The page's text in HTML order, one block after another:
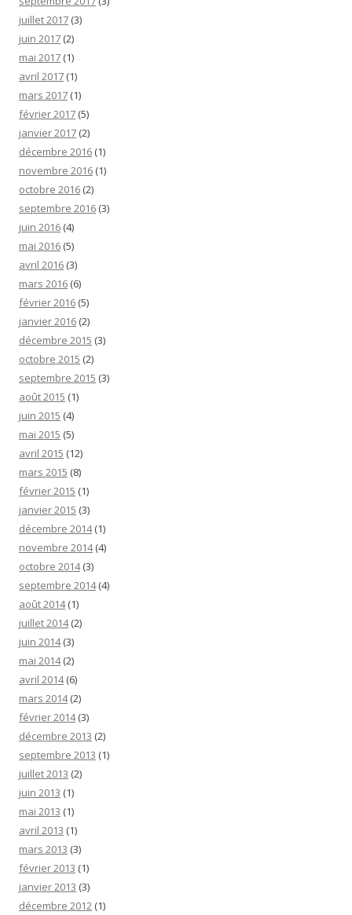
juillet 2017 (3)
juin 2017 (2)
mai 2017 (1)
avril 2017 (1)
mars 2017 (1)
février 2017 (5)
janvier 2017 (2)
décembre 2016 (1)
novembre 2016 (1)
octobre 2016 (2)
septembre 2016 (3)
juin 2016 (4)
mai 2016 (5)
avril 2016 (3)
mars 2016 (6)
février 2016 (5)
janvier 2016 (2)
décembre 2015 (3)
octobre 2015 (2)
septembre 2015 (3)
août 2015 (1)
juin 2015 (4)
mai 2015 (5)
avril 2015 (12)
mars 2015 (8)
février 2015 (1)
janvier 2015 (3)
décembre 2014(1)
novembre 2014(4)
octobre 2014(3)
septembre 2014(4)
août 2014(1)
juillet 2014(2)
juin 2014(3)
mai 2014(2)
avril 2014(6)
mars 2014(2)
février 2014(3)
décembre 2013 (2)
septembre 2013 (1)
juillet 2013 (2)
juin 2013 (1)
mai 2013 (1)
avril 2013 (1)
mars 2013 (3)
février 2013 (1)
janvier 2013 (3)
décembre 2012 (1)